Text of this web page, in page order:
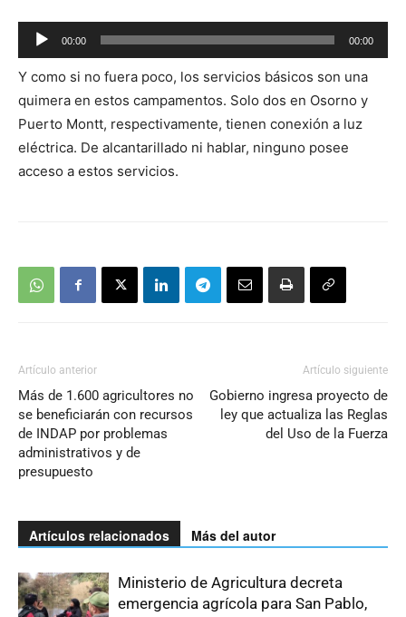
Reproductor
de
audio
00:00 00:00
Y como si no fuera poco, los servicios básicos son una
quimera en estos campamentos. Solo dos en Osorno y
Puerto Montt, respectivamente, tienen conexión a luz
eléctrica. De alcantarillado ni hablar, ninguno posee
acceso a estos servicios.
Artículo anterior
Más de 1.600 agricultores no
se beneficiarán con recursos
de INDAP por problemas
administrativos y de
presupuesto
Artículo siguiente
Gobierno ingresa proyecto de
ley que actualiza las Reglas
del Uso de la Fuerza
Artículos relacionados Más del autor
Ministerio de Agricultura decreta
emergencia agrícola para San Pablo,